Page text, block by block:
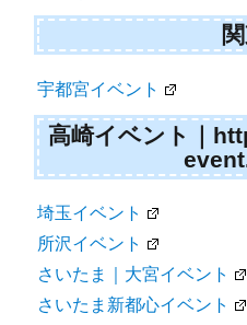
宇都宮イベント
高崎イベント｜
埼玉イベント
所沢イベント
さいたま｜大宮イベント
さいたま新都心イベント